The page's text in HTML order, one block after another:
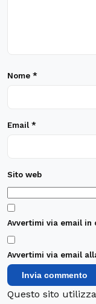
Nome *
Email *
Sito web
Avvertimi via email in
Avvertimi via email
Questo sito